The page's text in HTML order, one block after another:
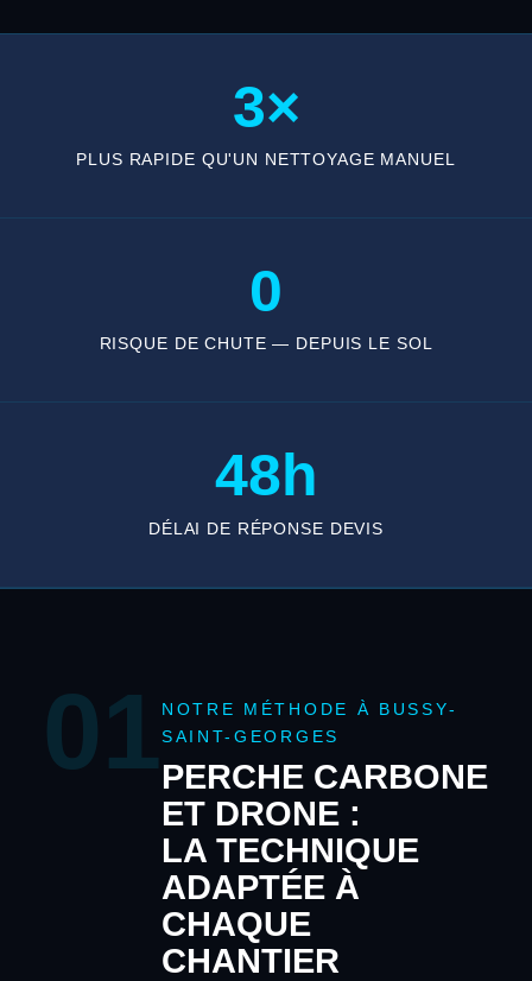
3×
PLUS RAPIDE QU'UN NETTOYAGE MANUEL
0
RISQUE DE CHUTE — DEPUIS LE SOL
48h
DÉLAI DE RÉPONSE DEVIS
01 NOTRE MÉTHODE À BUSSY-
SAINT-GEORGES
PERCHE CARBONE
ET DRONE :
LA TECHNIQUE
ADAPTÉE À
CHAQUE
CHANTIER